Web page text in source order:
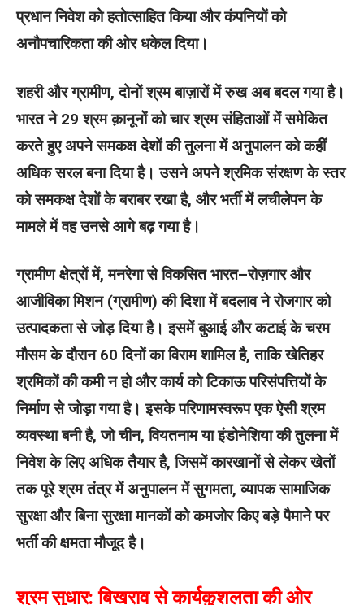
प्रधान निवेश को हतोत्साहित किया और कंपनियों को
अनौपचारिकता की ओर धकेल दिया।
शहरी और ग्रामीण, दोनों श्रम बाज़ारों में रुख अब बदल गया है।
भारत ने 29 श्रम क़ानूनों को चार श्रम संहिताओं में समेकित
करते हुए अपने समकक्ष देशों की तुलना में अनुपालन को कहीं
अधिक सरल बना दिया है। उसने अपने श्रमिक संरक्षण के स्तर
को समकक्ष देशों के बराबर रखा है, और भर्ती में लचीलेपन के
मामले में वह उनसे आगे बढ़ गया है।
ग्रामीण क्षेत्रों में, मनरेगा से विकसित भारत–रोज़गार और
आजीविका मिशन (ग्रामीण) की दिशा में बदलाव ने रोजगार को
उत्पादकता से जोड़ दिया है। इसमें बुआई और कटाई के चरम
मौसम के दौरान 60 दिनों का विराम शामिल है, ताकि खेतिहर
श्रमिकों की कमी न हो और कार्य को टिकाऊ परिसंपत्तियों के
निर्माण से जोड़ा गया है। इसके परिणामस्‍वरूप एक ऐसी श्रम
व्‍यवस्‍था बनी है, जो चीन, वियतनाम या इंडोनेशिया की तुलना में
निवेश के लिए अधिक तैयार है, जिसमें कारखानों से लेकर खेतों
तक पूरे श्रम तंत्र में अनुपालन में सुगमता, व्यापक सामाजिक
सुरक्षा और बिना सुरक्षा मानकों को कमजोर किए बड़े पैमाने पर
भर्ती की क्षमता मौजूद है।
श्रम सुधार: बिखराव से कार्यकुशलता की ओर